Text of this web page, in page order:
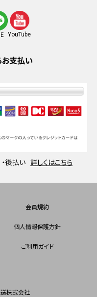
YouTube
お支払い
・後払い 詳しくはこちら
会員規約
個人情報保護方針
ご利用ガイド
送株式会社